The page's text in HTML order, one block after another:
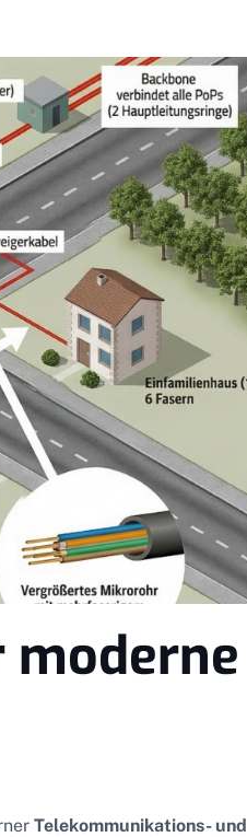
Telekommunikations- und